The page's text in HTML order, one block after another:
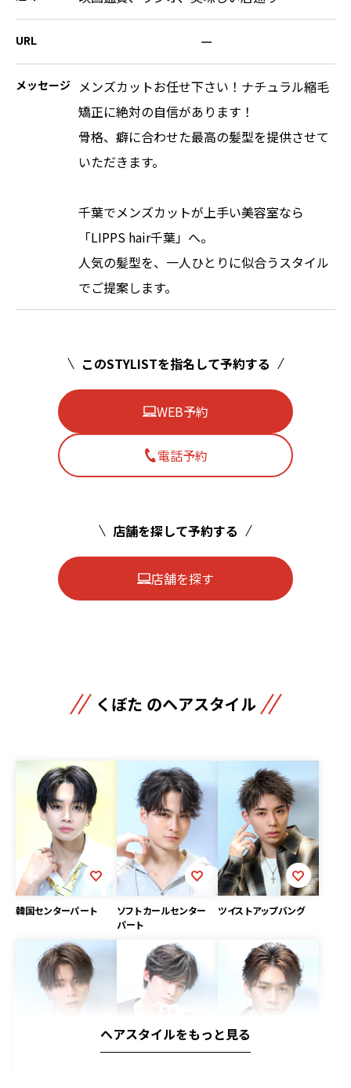
URL ー
メッセージ メンズカットお任せ下さい！ナチュラル縮毛
矯正に絶対の自信があります！
骨格、癖に合わせた最高の髪型を提供させて
いただきます。
千葉でメンズカットが上手い美容室なら
「LIPPS hair千葉」へ。
人気の髪型を、一人ひとりに似合うスタイル
でご提案します。
このSTYLISTを指名して予約する
WEB予約
電話予約
店舗を探して予約する
店舗を探す
くぼた のヘアスタイル
韓国センターパート
ソフトカールセンター
パート
ツイストアップバング
ヘアスタイルをもっと見る